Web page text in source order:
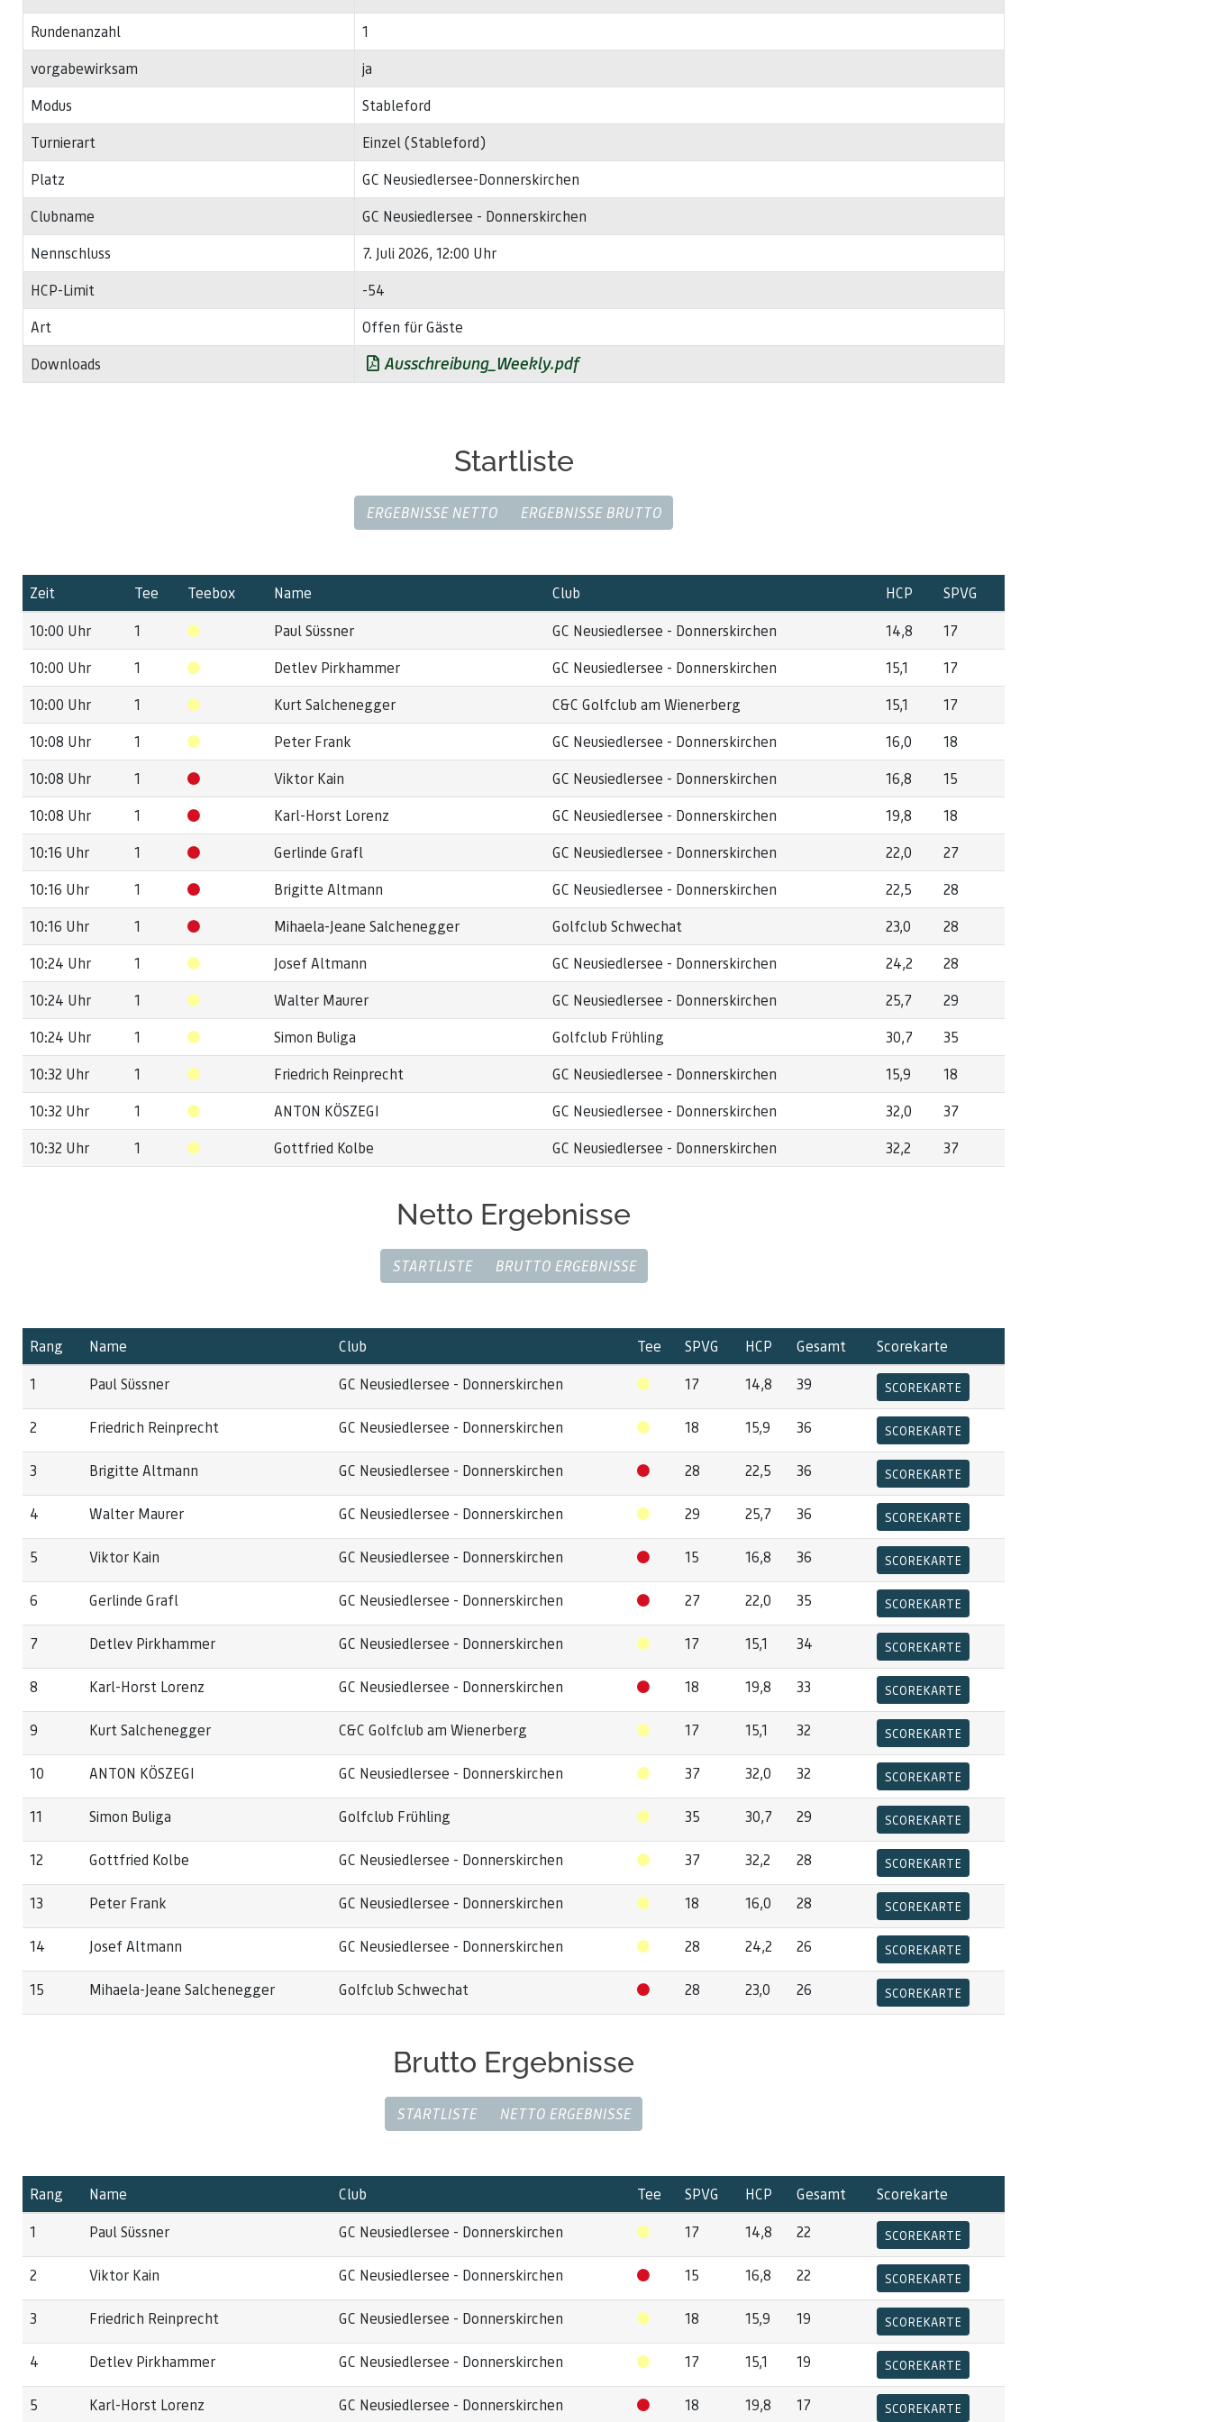
Rundenanzahl
1
vorgabewirksam
ja
Modus
Stableford
Turnierart
Einzel (Stableford)
Platz
GC Neusiedlersee-Donnerskirchen
Clubname
GC Neusiedlersee - Donnerskirchen
Nennschluss
7. Juli 2026, 12:00 Uhr
HCP-Limit
-54
Art
Offen für Gäste
Downloads
Ausschreibung_Weekly.pdf
Startliste
ERGEBNISSE NETTO ERGEBNISSE BRUTTO
Zeit Tee Teebox Name Club HCP
SPVG
10:00 Uhr
1 Paul Süssner GC Neusiedlersee - Donnerskirchen 14,8
17
10:00 Uhr
1 Detlev Pirkhammer GC Neusiedlersee - Donnerskirchen 15,1
17
10:00 Uhr
1 Kurt Salchenegger C&C Golfclub am Wienerberg 15,1
17
10:08 Uhr
1 Peter Frank GC Neusiedlersee - Donnerskirchen 16,0
18
10:08 Uhr
1 Viktor Kain GC Neusiedlersee - Donnerskirchen 16,8
15
10:08 Uhr
1 Karl-Horst Lorenz GC Neusiedlersee - Donnerskirchen 19,8
18
10:16 Uhr
1 Gerlinde Grafl GC Neusiedlersee - Donnerskirchen 22,0
27
10:16 Uhr
1 Brigitte Altmann GC Neusiedlersee - Donnerskirchen 22,5
28
10:16 Uhr
1 Mihaela-Jeane Salchenegger Golfclub Schwechat 23,0
28
10:24 Uhr
1 Josef Altmann GC Neusiedlersee - Donnerskirchen 24,2
28
10:24 Uhr
1 Walter Maurer GC Neusiedlersee - Donnerskirchen 25,7
29
10:24 Uhr
1 Simon Buliga Golfclub Frühling 30,7
35
10:32 Uhr
1 Friedrich Reinprecht GC Neusiedlersee - Donnerskirchen 15,9
18
10:32 Uhr
1 ANTON KÖSZEGI GC Neusiedlersee - Donnerskirchen 32,0
37
10:32 Uhr
1 Gottfried Kolbe GC Neusiedlersee - Donnerskirchen 32,2 37
Netto Ergebnisse
STARTLISTE BRUTTO ERGEBNISSE
Rang Name Club Tee SPVG HCP Gesamt
Scorekarte
1
Paul Süssner GC Neusiedlersee - Donnerskirchen 17 14,8 39 SCOREKARTE
2 Friedrich Reinprecht GC Neusiedlersee - Donnerskirchen 18 15,9 36 SCOREKARTE
3 Brigitte Altmann GC Neusiedlersee - Donnerskirchen 28 22,5 36 SCOREKARTE
4 Walter Maurer GC Neusiedlersee - Donnerskirchen 29 25,7 36 SCOREKARTE
5 Viktor Kain GC Neusiedlersee - Donnerskirchen 15 16,8 36 SCOREKARTE
6 Gerlinde Grafl GC Neusiedlersee - Donnerskirchen 27 22,0 35 SCOREKARTE
7 Detlev Pirkhammer GC Neusiedlersee - Donnerskirchen 17 15,1 34 SCOREKARTE
8 Karl-Horst Lorenz GC Neusiedlersee - Donnerskirchen 18 19,8 33 SCOREKARTE
9 Kurt Salchenegger C&C Golfclub am Wienerberg 17 15,1 32 SCOREKARTE
10 ANTON KÖSZEGI GC Neusiedlersee - Donnerskirchen 37 32,0 32 SCOREKARTE
11 Simon Buliga Golfclub Frühling 35 30,7 29 SCOREKARTE
12 Gottfried Kolbe GC Neusiedlersee - Donnerskirchen 37 32,2 28 SCOREKARTE
13 Peter Frank GC Neusiedlersee - Donnerskirchen 18 16,0 28 SCOREKARTE
14 Josef Altmann GC Neusiedlersee - Donnerskirchen 28 24,2 26 SCOREKARTE
15 Mihaela-Jeane Salchenegger Golfclub Schwechat 28 23,0 26 SCOREKARTE
Brutto Ergebnisse
STARTLISTE NETTO ERGEBNISSE
Rang Name Club Tee SPVG HCP Gesamt
Scorekarte
1
Paul Süssner GC Neusiedlersee - Donnerskirchen 17 14,8 22 SCOREKARTE
2 Viktor Kain GC Neusiedlersee - Donnerskirchen 15 16,8 22 SCOREKARTE
3 Friedrich Reinprecht GC Neusiedlersee - Donnerskirchen 18 15,9 19 SCOREKARTE
4 Detlev Pirkhammer GC Neusiedlersee - Donnerskirchen 17 15,1 19 SCOREKARTE
5 Karl-Horst Lorenz GC Neusiedlersee - Donnerskirchen 18 19,8 17 SCOREKARTE